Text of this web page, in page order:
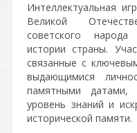
Интеллектуальная
Великой
советского
истории страны.
связанные с
выдающимися
памятными датами,
уровень знаний и
исторической памяти.